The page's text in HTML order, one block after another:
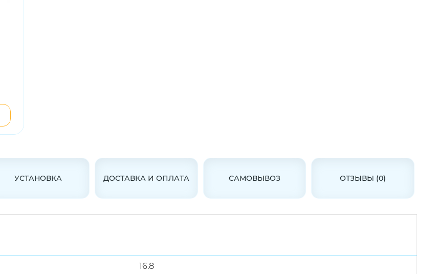
УСТАНОВКА ДОСТАВКА И ОПЛАТА САМОВЫВОЗ ОТЗЫВЫ (0)
16.8